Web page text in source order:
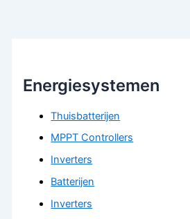
Energiesystemen
Thuisbatterijen
MPPT Controllers
Inverters
Batterijen
Inverters